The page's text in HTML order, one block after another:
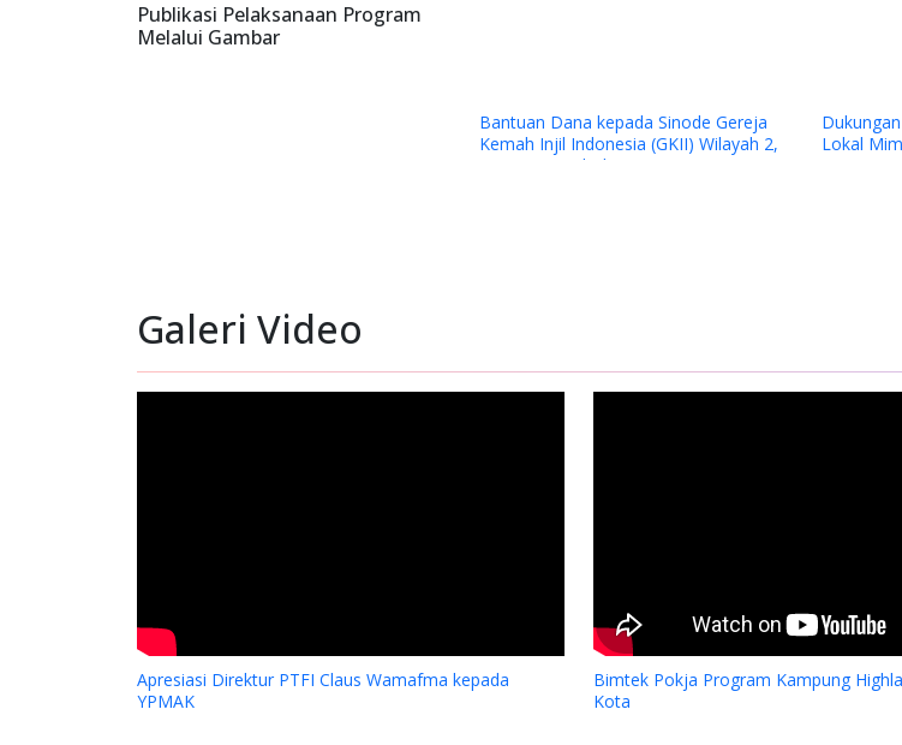
Publikasi Pelaksanaan Program
Melalui Gambar
Bantuan Dana kepada Sinode Gereja
Kemah Injil Indonesia (GKII) Wilayah 2,
Dukungan YPMAK kepada Yayasan
Lokal Mimika
Galeri Video
Apresiasi Direktur PTFI Claus Wamafma kepada
YPMAK
Bimtek Pokja Program Kampung
Kota